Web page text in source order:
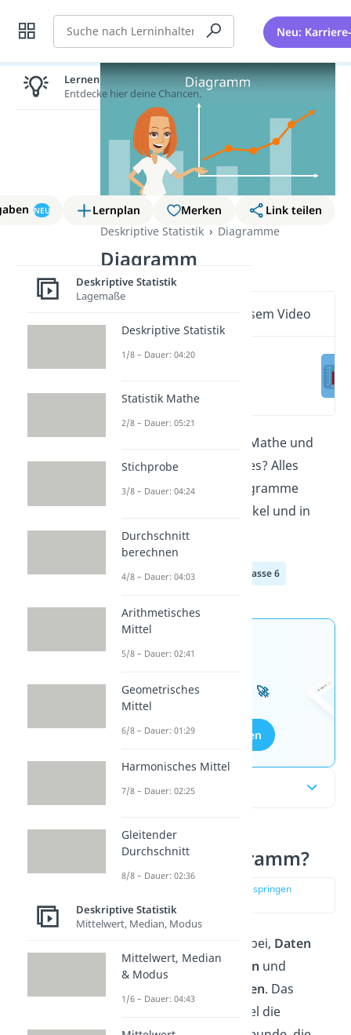
Suche Neu:
NEU Lernplan Merken
Link teilen
Deskriptive Statistik
Diagramme
Diagramm
Wichtige Inhalte in diesem Video
Was ist ein
in Mathe und
was für Diagramme gibt es? Alles
Wichtige zum Thema Diagramme
erfährst du in diesem Artikel und in
unseremVideo
Klasse 4 Klasse 5 Klasse 6
Jetzt neu: Teste dein
kostenlosen Aufgaben 🚀
Aufgaben entdecken
Inhaltsübersicht
Was ist ein Diagramm?
zur Stelle im Video springen
hilft dir dabei, Daten
übersichtlich darzustellen und
vergleichen. Das
können dabei zum Beispiel die
Lernen lohnt sich!
Entdecke hier deine Chancen.
Deskriptive Statistik
Lagemaße
Deskriptive Statistik
1/8 – Dauer: 04:20
Statistik Mathe
2/8 – Dauer: 05:21
Stichprobe
3/8 – Dauer: 04:24
Durchschnitt
berechnen
4/8 – Dauer: 04:03
Arithmetisches
Mittel
5/8 – Dauer: 02:41
Geometrisches
Mittel
6/8 – Dauer: 01:29
Harmonisches Mittel
7/8 – Dauer: 02:25
Gleitender
Durchschnitt
8/8 – Dauer: 02:36
Deskriptive Statistik
Mittelwert, Median, Modus
Mittelwert, Median
& Modus
1/6 – Dauer: 04:43